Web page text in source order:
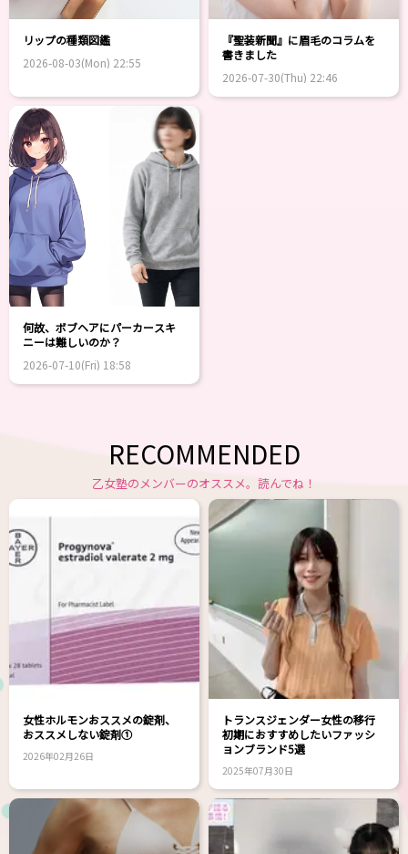
リップの種類図鑑
2026-08-03(Mon) 22:55
『聖装新聞』に眉毛のコラムを
書きました
2026-07-30(Thu) 22:46
何故、ボブヘアにパーカースキ
ニーは難しいのか？
2026-07-10(Fri) 18:58
RECOMMENDED
乙女塾のメンバーのオススメ。読んでね！
女性ホルモンおススメの錠剤、
おススメしない錠剤①
2026年02月26日
トランスジェンダー女性の移行
初期におすすめしたいファッシ
ョンブランド5選
2025年07月30日